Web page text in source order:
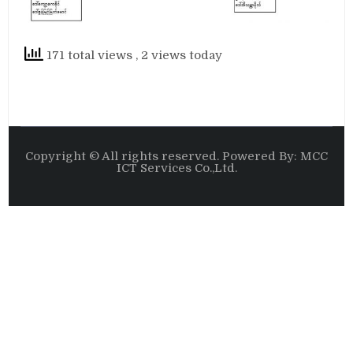
171 total views , 2 views today
Copyright © All rights reserved. Powered By: MCC
ICT Services Co.,Ltd.